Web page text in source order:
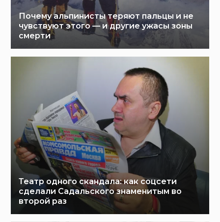
Почему альпинисты теряют пальцы и не
чувствуют этого — и другие ужасы зоны
смерти
Театр одного скандала: как соцсети
сделали Садальского знаменитым во
второй раз